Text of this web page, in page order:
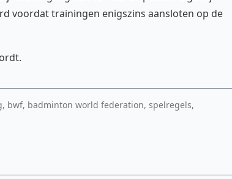
voordat trainingen enigszins aansloten op de
bwf, badminton world federation, spelregels,